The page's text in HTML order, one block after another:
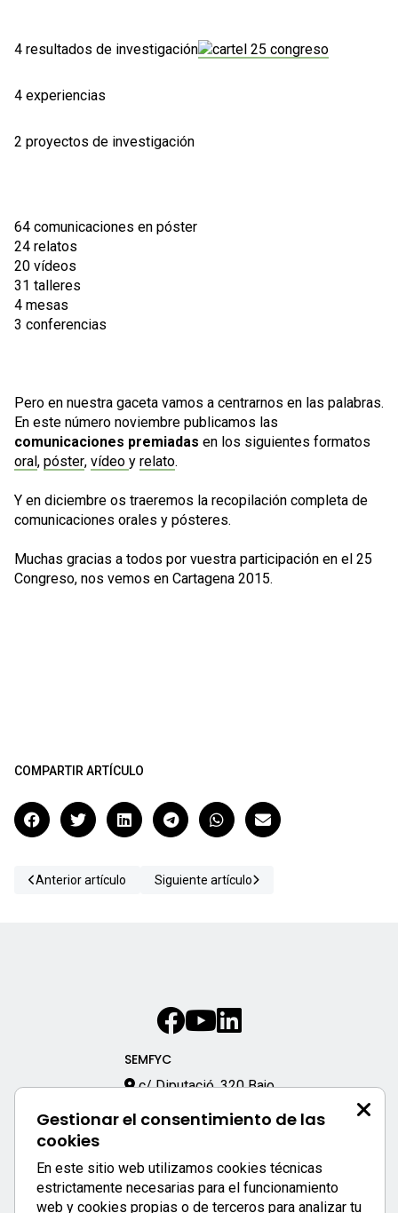
4 resultados de investigación
4 experiencias
2 proyectos de investigación
64 comunicaciones en póster
24 relatos
20 vídeos
31 talleres
4 mesas
3 conferencias
Pero en nuestra gaceta vamos a centrarnos en las palabras.
En este número noviembre publicamos las
comunicaciones premiadas en los siguientes formatos
oral, póster, vídeo y relato.
Y en diciembre os traeremos la recopilación completa de
comunicaciones orales y pósteres.
Muchas gracias a todos por vuestra participación en el 25
Congreso, nos vemos en Cartagena 2015.
COMPARTIR ARTÍCULO
Anterior artículo Siguiente artículo
Gestionar el consentimiento de las
cookies
En este sitio web utilizamos cookies técnicas
estrictamente necesarias para el funcionamiento
web y cookies propias o de terceros para analizar tu
SEMFYC
c/ Diputació, 320 Bajo
933 170 333
Enlaces destacados: